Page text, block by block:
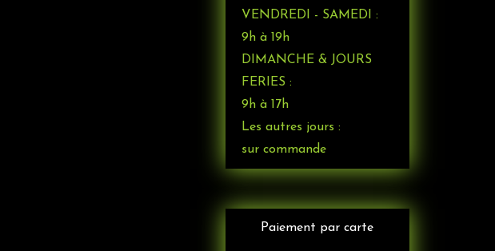
VENDREDI - SAMEDI :
9h à 19h
DIMANCHE & JOURS
FERIES :
9h à 17h
Les autres jours :
sur commande
Paiement par carte